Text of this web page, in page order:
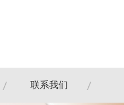
联系我们